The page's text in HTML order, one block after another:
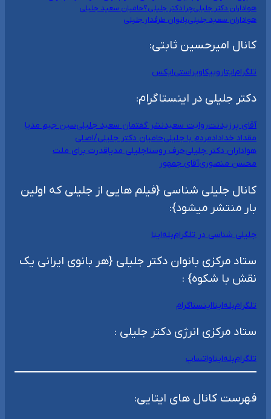
هواداران دکتر جلیلیچرا دکتر جلیلی؟حامیان سعید جلیلی
هواداران سعید جلیلیبانوان طرفدار جلیلی
کانال امیرحسین ثابتی:
تلگرامایتاروبیکاویراستیایکس
دکتر جلیلی در اینستاگرام:
آقای پرزیدنتروایت سعیدنشر گفتمان سعید جلیلیسین جیم مدیا
مقداد خدادادمردم با جلیلیحامیان دکتر جلیلی/اصلی
هواداران دکتر جلیلیحرف روستاجلیلی مدیاقدرت برای ملت
محسن منصوریآقای جمهور
کانال جلیلی شناسی {فیلم هایی از جلیلی که اولین
بار منتشر میشود}:
جلیلی شناسی در تلگرامبلهایتا
ستاد مرکزی بانوان دکتر جلیلی {هر بانوی ایرانی یک
نقش با شکوه} :
تلگرامبلهایتااینستاگرام
ستاد مرکزی انرژی دکتر جلیلی :
تلگرامبلهایتاواتساپ
فهرست کانال های ایتایی: